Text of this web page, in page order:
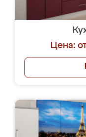
Цена: